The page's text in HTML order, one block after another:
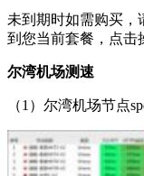
未到期时如需购买，
到您当前套餐，点击
尔湾机场测速
（1）尔湾机场节点